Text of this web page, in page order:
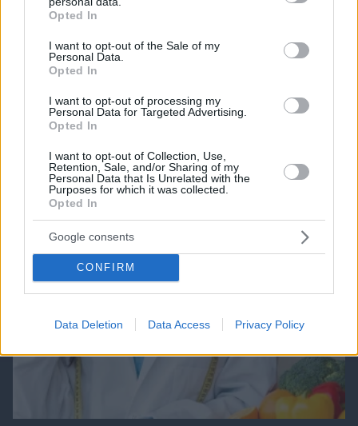
grant or deny consent to Google and its third-party tags to
use your data for below specified purposes in below Google
consent section.
Opted In
I want to opt-out of the Sale of my
Personal Data.
Opted In
I want to opt-out of processing my
Personal Data for Targeted Advertising.
Opted In
I want to opt-out of Collection, Use,
Retention, Sale, and/or Sharing of my
Personal Data that Is Unrelated with the
Purposes for which it was collected.
Opted In
Google consents
CONFIRM
Data Deletion Data Access Privacy Policy
Best of Network